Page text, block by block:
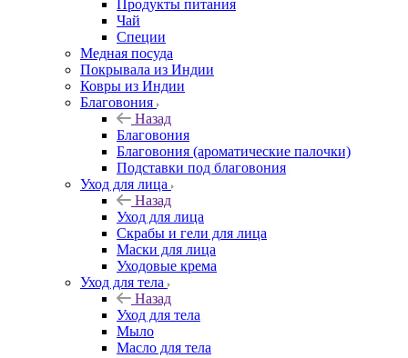
Продукты питания
Чай
Специи
Медная посуда
Покрывала из Индии
Ковры из Индии
Благовония
Назад
Благовония
Благовония (ароматические палочки)
Подставки под благовония
Уход для лица
Назад
Уход для лица
Скрабы и гели для лица
Маски для лица
Уходовые крема
Уход для тела
Назад
Уход для тела
Мыло
Масло для тела